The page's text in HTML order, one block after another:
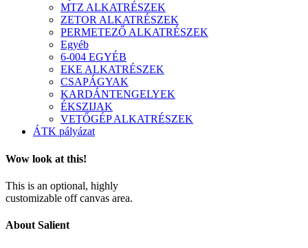
MTZ ALKATRÉSZEK
ZETOR ALKATRÉSZEK
PERMETEZŐ ALKATRÉSZEK
Egyéb
6-004 EGYÉB
EKE ALKATRÉSZEK
CSAPÁGYAK
KARDÁNTENGELYEK
ÉKSZIJAK
VETŐGÉP ALKATRÉSZEK
ÁTK pályázat
Wow look at this!
This is an optional, highly
customizable off canvas area.
About Salient